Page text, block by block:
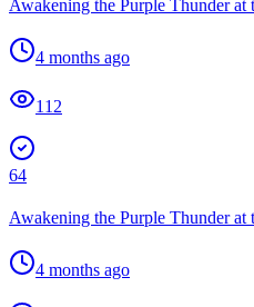
Awakening the Purple Thunder
4 months ago
112
64
Awakening the Purple Thunder
4 months ago